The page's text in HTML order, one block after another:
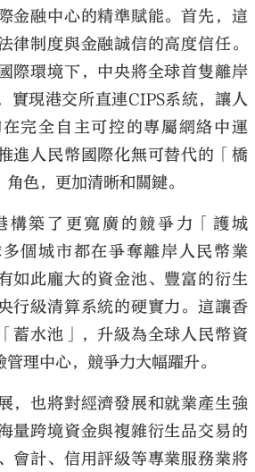
金融中心的精準賦能。首先，這
律制度與金融誠信的高度信任。
際環境下，中央將全球首隻離岸
實現港交所直連CIPS系統，讓人
完全自主可控的專屬網絡中運
進人民幣國際化無可替代的「橋
色，更加清晰和關鍵。
構築了更寬廣的競爭力「護城
個城市都在爭奪離岸人民幣業
如此龐大的資金池、豐富的衍生
行級清算系統的硬實力。這讓香
蓄水池」，升級為全球人民幣資
理中心，競爭力大幅躍升。
，也將對經濟發展和就業產生強
量跨境資金與複雜衍生品交易的
會計、信用評級等專業服務業將